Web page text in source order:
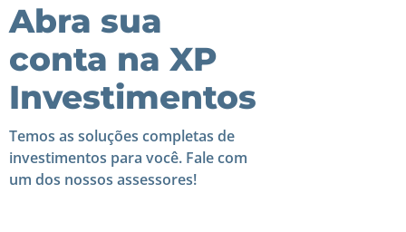
Abra sua
conta na XP
Investimentos
Temos as soluções completas de
investimentos para você. Fale com
um dos nossos assessores!